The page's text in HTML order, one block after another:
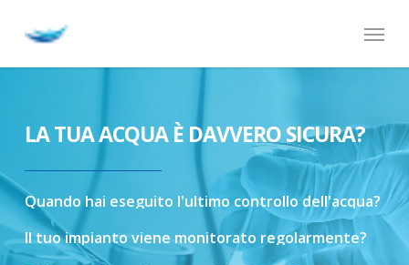
Menu
LA TUA ACQUA È DAVVERO SICURA?
Quando hai eseguito l'ultimo controllo dell'acqua?
Il tuoimpianto viene monitorato regolarmente?